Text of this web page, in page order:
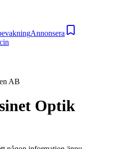
Annonsera
AB
Optik